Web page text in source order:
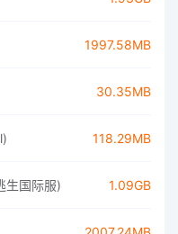
1997.58MB
30.35MB
118.29MB
生国际服) 1.09GB